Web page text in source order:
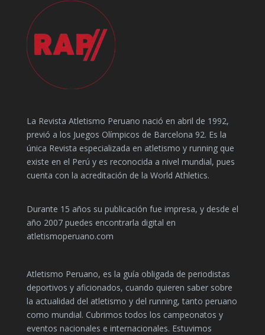
La Revista Atletismo Peruano nació en abril de 1992,
previó a los Juegos Olímpicos de Barcelona 92. Es la
única Revista especializada en atletismo y running que
existe en el Perú y es reconocida a nivel mundial, pues
cuenta con la acreditación de la World Athletics.
Durante 15 años su publicación fue impresa, y desde el
año 2007 puedes encontrarla digital en
atletismoperuano.com
Atletismo Peruano, es la guía obligada de periodistas
deportivos y aficionados, cuando quieren saber sobre
la actualidad del atletismo y del running, tanto peruano
como mundial. Cubrimos todos los campeonatos y
eventos nacionales e internacionales. Estuvimos